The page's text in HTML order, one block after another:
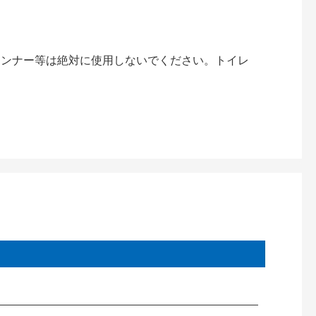
ナー等は絶対に使用しないでください。トイレ